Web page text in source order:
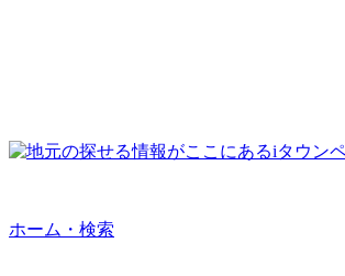
ホーム・検索